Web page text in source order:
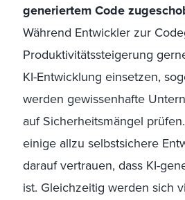
generiertem Code
Während Entwickler zur
Produktivitätssteigerung
KI-Entwicklung einsetzen,
werden gewissenhafte
auf Sicherheitsmängel
einige allzu selbstsichere
darauf vertrauen, dass KI-
ist. Gleichzeitig werden sich